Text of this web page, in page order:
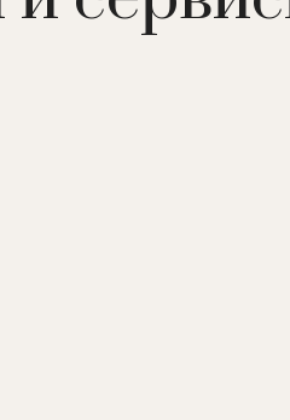
моторные лодки, частный